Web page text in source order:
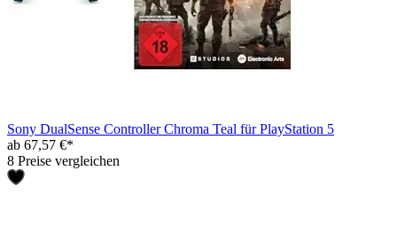
Sony DualSense Controller Chroma Teal für PlayStation 5
ab 67,57 €*
8 Preise vergleichen